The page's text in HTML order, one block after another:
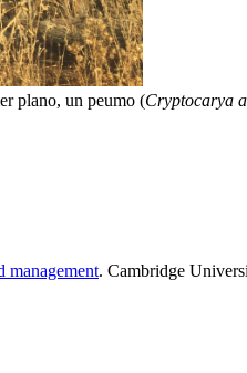
plano, un peumo (Cryptocarya
management. Cambridge